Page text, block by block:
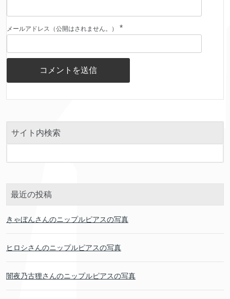
メールアドレス（公開はされません。） *
サイト内検索
最近の投稿
きゃぼんさんのニップルピアスの写真
ヒロシさんのニップルピアスの写真
闇夜乃古狸さんのニップルピアスの写真